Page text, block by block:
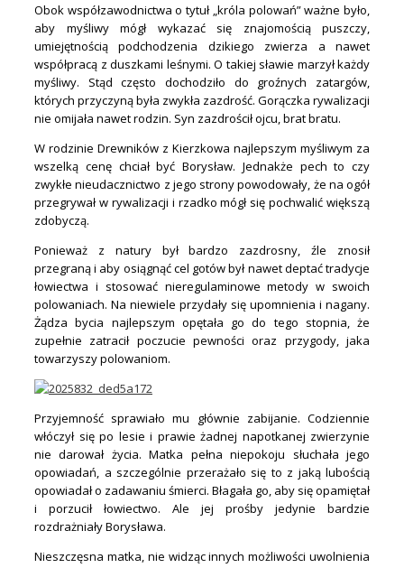
Obok współzawodnictwa o tytuł „króla polowań” ważne było,
aby myśliwy mógł wykazać się znajomością puszczy,
umiejętnością podchodzenia dzikiego zwierza a nawet
współpracą z duszkami leśnymi. O takiej sławie marzył każdy
myśliwy. Stąd często dochodziło do groźnych zatargów,
których przyczyną była zwykła zazdrość. Gorączka rywalizacji
nie omijała nawet rodzin. Syn zazdrościł ojcu, brat bratu.
W rodzinie Drewników z Kierzkowa najlepszym myśliwym za
wszelką cenę chciał być Borysław. Jednakże pech to czy
zwykłe nieudacznictwo z jego strony powodowały, że na ogół
przegrywał w rywalizacji i rzadko mógł się pochwalić większą
zdobyczą.
Ponieważ z natury był bardzo zazdrosny, źle znosił
przegraną i aby osiągnąć cel gotów był nawet deptać tradycje
łowiectwa i stosować nieregulaminowe metody w swoich
polowaniach. Na niewiele przydały się upomnienia i nagany.
Żądza bycia najlepszym opętała go do tego stopnia, że
zupełnie zatracił poczucie pewności oraz przygody, jaka
towarzyszy polowaniom.
Przyjemność sprawiało mu głównie zabijanie. Codziennie
włóczył się po lesie i prawie żadnej napotkanej zwierzynie
nie darował życia. Matka pełna niepokoju słuchała jego
opowiadań, a szczególnie przerażało się to z jaką lubością
opowiadał o zadawaniu śmierci. Błagała go, aby się opamiętał
i porzucił łowiectwo. Ale jej prośby jedynie bardzie
rozdrażniały Borysława.
Nieszczęsna matka, nie widząc innych możliwości uwolnienia